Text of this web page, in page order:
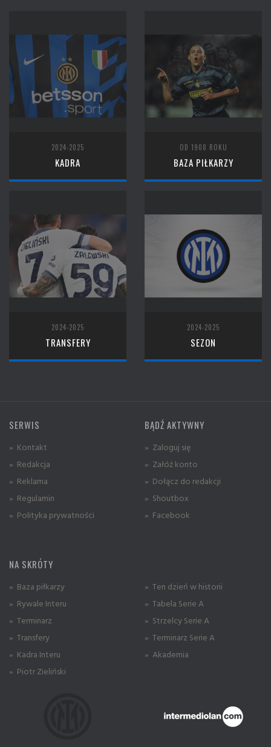
2024-2025
KADRA
OD 1908 ROKU
BAZA PIŁKARZY
2024-2025
TRANSFERY
2024-2025
SEZON
SERWIS
» Kontakt
» Redakcja
» Reklama
» Regulamin
» Polityka prywatności
BĄDŹ AKTYWNY
» Zaloguj się
» Załóż konto
» Dołącz do redakcji
» Shoutbox
» Facebook
NA SKRÓTY
» Baza piłkarzy
» Rywale Interu
» Terminarz
» Transfery
» Kadra Interu
» Piotr Zieliński
» Ten dzień w historii
» Tabela Serie A
» Strzelcy Serie A
» Terminarz Serie A
» Akademia